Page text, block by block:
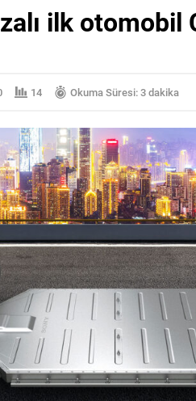
ilk otomobil
14 Okuma Süresi: 3 dakika